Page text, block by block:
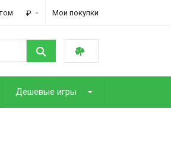
₽ Мои покупки
Дешевые игры